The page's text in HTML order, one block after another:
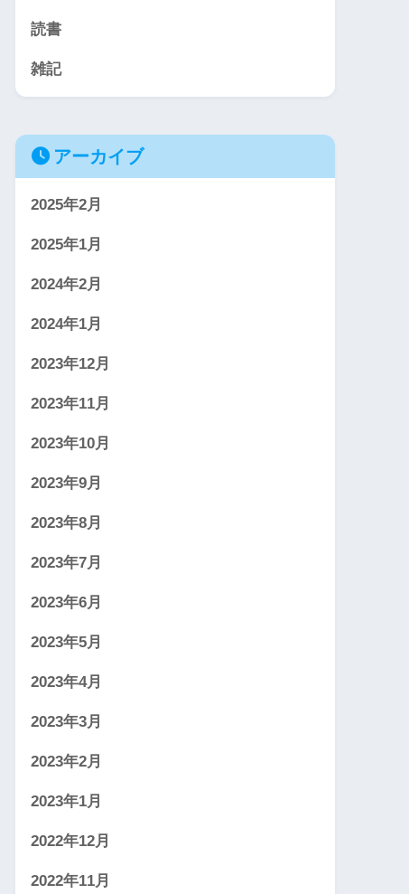
読書
雑記
アーカイブ
2025年2月
2025年1月
2024年2月
2024年1月
2023年12月
2023年11月
2023年10月
2023年9月
2023年8月
2023年7月
2023年6月
2023年5月
2023年4月
2023年3月
2023年2月
2023年1月
2022年12月
2022年11月